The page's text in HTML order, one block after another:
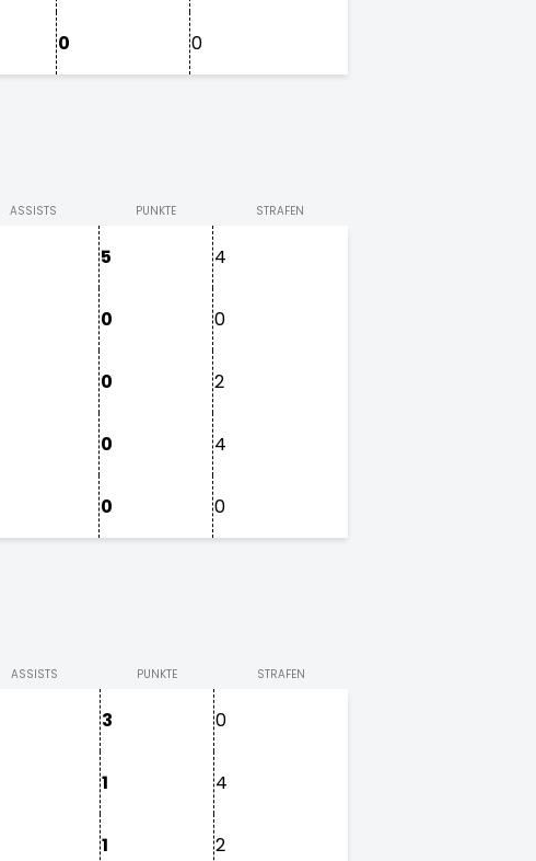
0 0
ASSISTS PUNKTE STRAFEN
5 4
0 0
0 2
0 4
0 0
ASSISTS PUNKTE STRAFEN
3 0
1 4
1 2